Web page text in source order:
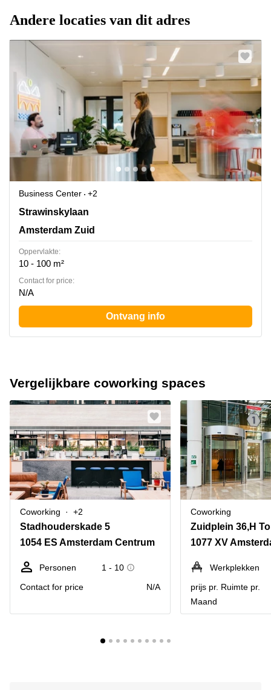
Andere locaties van dit adres
Business Center
+2
Strawinskylaan 4117, Amsterdam Zuid
Strawinskylaan
Amsterdam Zuid
Oppervlakte:
10 - 100 m²
Contact for price:
N/A
Ontvang info
Vergelijkbare coworking spaces
Coworking +2
Stadhouderskade 5
1054 ES Amsterdam Centrum
Personen
1 - 10
Contact for price
N/A
Coworking
Zuidplein 36,H
1077 XV
Werkplekken
prijs pr. Ruimte pr.
Maand